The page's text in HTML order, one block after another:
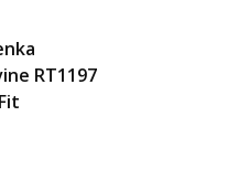
RT1197